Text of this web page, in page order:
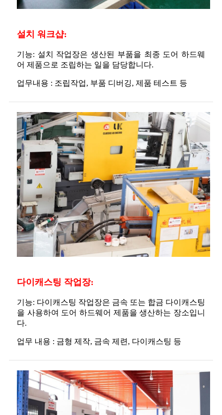
설치 워크샵:
기능: 설치 작업장은 생산된 부품을 최종 도어 하드웨
어 제품으로 조립하는 일을 담당합니다.
업무내용 : 조립작업, 부품 디버깅, 제품 테스트 등
다이캐스팅 작업장:
기능: 다이캐스팅 작업장은 금속 또는 합금 다이캐스팅
을 사용하여 도어 하드웨어 제품을 생산하는 장소입니
다.
업무 내용 : 금형 제작, 금속 제련, 다이캐스팅 등